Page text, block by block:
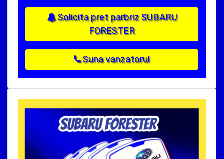
Solicita pret parbriz SUBARU
FORESTER
Suna vanzatorul